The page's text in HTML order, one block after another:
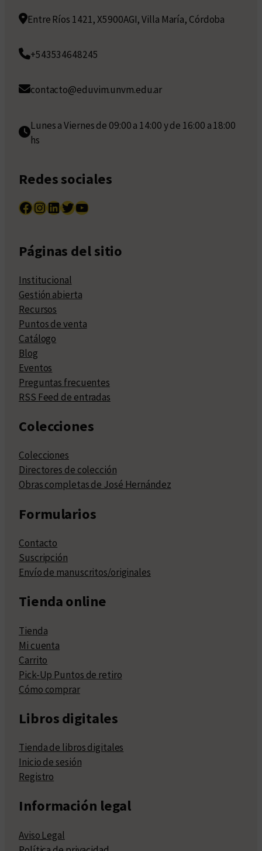
Entre Ríos 1421, X5900AGI, Villa María, Córdoba
+543534648245
contacto@eduvim.unvm.edu.ar
Lunes a Viernes de 09:00 a 14:00 y de 16:00 a 18:00
hs
Redes sociales
Facebook InstagramLinkedIn Twitter YouTube
Páginas del sitio
Institucional
Gestión abierta
Recursos
Puntos de venta
Catálogo
Blog
Eventos
Preguntas frecuentes
RSS Feed de entradas
Colecciones
Colecciones
Directores de colección
Obras completas de José Hernández
Formularios
Contacto
Suscripción
Envío de manuscritos/originales
Tienda online
Tienda
Mi cuenta
Carrito
Pick-Up Puntos de retiro
Cómo comprar
Libros digitales
Tienda de libros digitales
Inicio de sesión
Registro
Información legal
Aviso Legal